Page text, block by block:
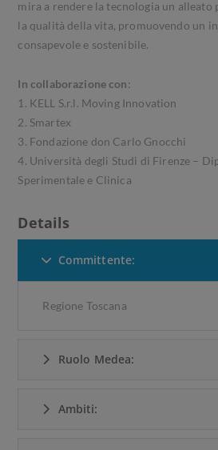
mira a rendere la tecnologia un
la qualità della vita, promuovendo un
consapevole e sostenibile.
In collaborazione con:
1. KELL S.r.l. Moving Innovation
2. Smartex
3. Fondazione don Carlo Gnocchi
4. Università degli Studi di Firenze –
Sperimentale e Clinica
Details
Committente:
Regione Toscana
Ruolo Medea:
Ambiti: